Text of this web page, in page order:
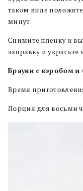
таком виде
минут.
Снимите пленку и
заправку и украсьте
Брауни с кэробом и
Время
Порция для восьми